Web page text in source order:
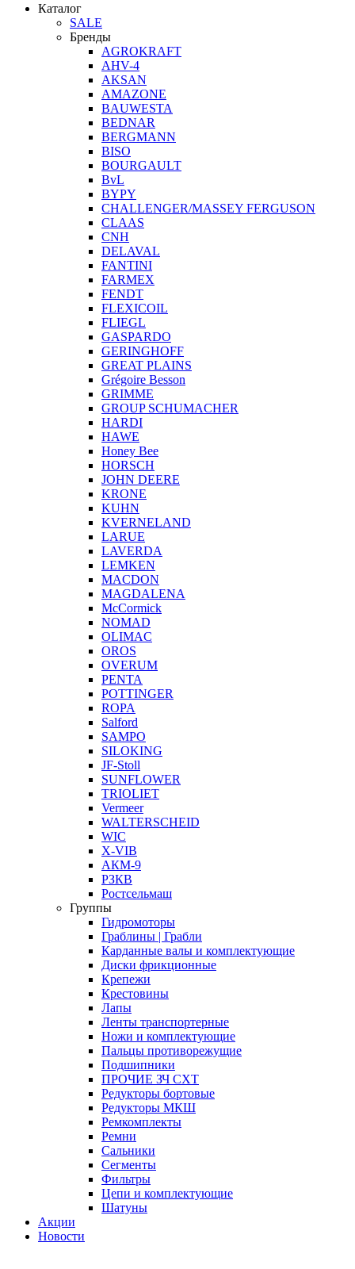
Каталог
SALE
Бренды
AGROKRAFT
AHV-4
AKSAN
AMAZONE
BAUWESTA
BEDNAR
BERGMANN
BISO
BOURGAULT
BvL
BYPY
CHALLENGER/MASSEY FERGUSON
CLAAS
CNH
DELAVAL
FANTINI
FARMEX
FENDT
FLEXICOIL
FLIEGL
GASPARDO
GERINGHOFF
GREAT PLAINS
Grégoire Besson
GRIMME
GROUP SCHUMACHER
HARDI
HAWE
Honey Bee
HORSCH
JOHN DEERE
KRONE
KUHN
KVERNELAND
LARUE
LAVERDA
LEMKEN
MACDON
MAGDALENA
McCormick
NOMAD
OLIMAC
OROS
OVERUM
PENTA
POTTINGER
ROPA
Salford
SAMPO
SILOKING
JF-Stoll
SUNFLOWER
TRIOLIET
Vermeer
WALTERSCHEID
WIC
X-VIB
АКМ-9
РЗКВ
Ростсельмаш
Группы
Гидромоторы
Граблины | Грабли
Карданные валы и комплектующие
Диски фрикционные
Крепежи
Крестовины
Лапы
Ленты транспортерные
Ножи и комплектующие
Пальцы противорежущие
Подшипники
ПРОЧИЕ ЗЧ СХТ
Редукторы бортовые
Редукторы МКШ
Ремкомплекты
Ремни
Сальники
Сегменты
Фильтры
Цепи и комплектующие
Шатуны
Акции
Новости